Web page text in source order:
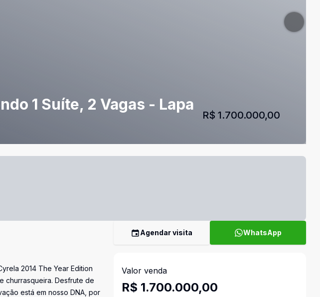
1 Suíte, 2 Vagas - Lapa
R$ 1.700.000,00
2014 The Year Edition
churrasqueira. Desfrute de
está em nosso DNA, por
Agendar visita WhatsApp
Valor venda
R$ 1.700.000,00